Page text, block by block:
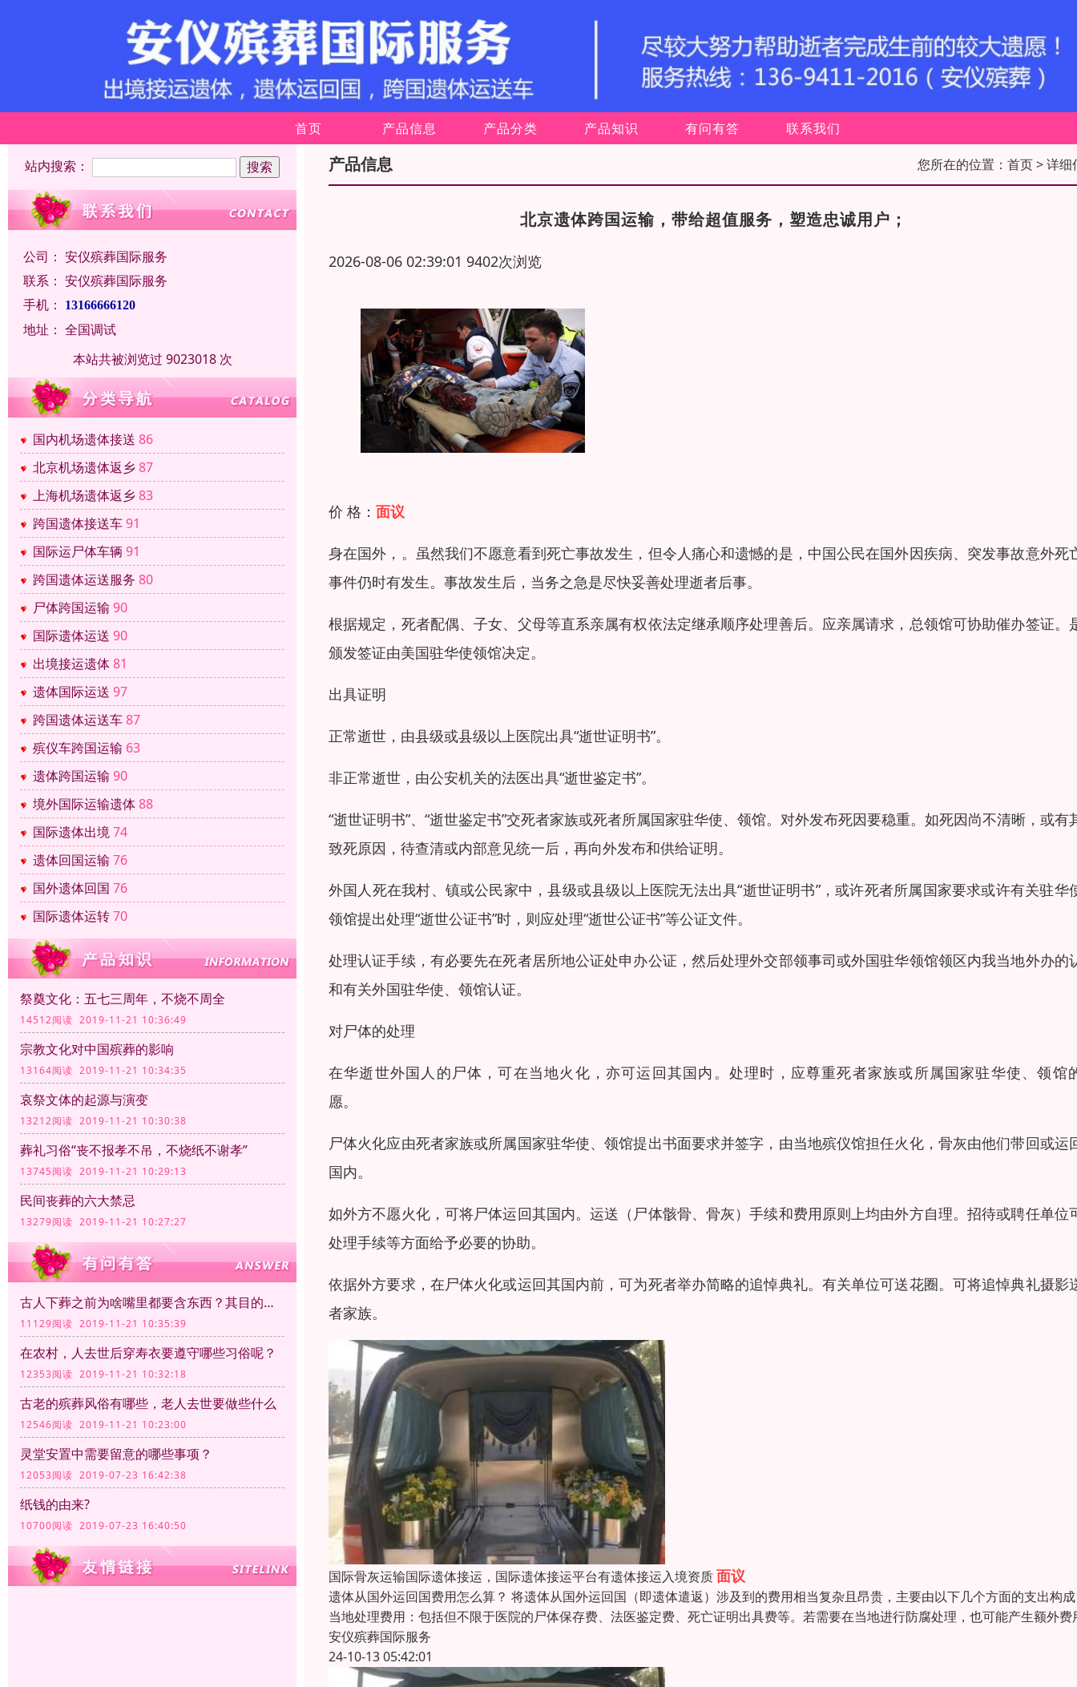
首页 产品信息 产品分类 产品知识 有问有答 联系我们
站内搜索：
公司： 安仪殡葬国际服务
联系： 安仪殡葬国际服务
手机：
13166666120
地址： 全国调试
本站共被浏览过 9023018 次
国内机场遗体接送 86
北京机场遗体返乡87
上海机场遗体返乡83
跨国遗体接送车91
国际运尸体车辆 91
跨国遗体运送服务 80
尸体跨国运输 90
国际遗体运送 90
出境接运遗体81
遗体国际运送 97
跨国遗体运送车87
殡仪车跨国运输 63
遗体跨国运输 90
境外国际运输遗体88
国际遗体出境74
遗体回国运输 76
国外遗体回国 76
国际遗体运转70
祭奠文化：五七三周年，不烧不周全
14512阅读 2019-11-21 10:36:49
宗教文化对中国殡葬的影响
13164阅读 2019-11-21 10:34:35
哀祭文体的起源与演变
13212阅读 2019-11-21 10:30:38
葬礼习俗“丧不报孝不吊，不烧纸不谢孝”
13745阅读 2019-11-21 10:29:13
民间丧葬的六大禁忌
13279阅读 2019-11-21 10:27:27
古人下葬之前为啥嘴里都要含东西？其目的是什么？
11129阅读 2019-11-21 10:35:39
在农村，人去世后穿寿衣要遵守哪些习俗呢？
12353阅读 2019-11-21 10:32:18
古老的殡葬风俗有哪些，老人去世要做些什么
12546阅读 2019-11-21 10:23:00
灵堂安置中需要留意的哪些事项？
12053阅读 2019-07-23 16:42:38
纸钱的由来?
10700阅读 2019-07-23 16:40:50
产品信息 您所在的位置： 首页> 详细
北京遗体跨国运输，带给超值服务，塑造忠诚用户；
2026-08-06 02:39:01 9402次浏览
价 格： 面议
身在国外，。虽然我们不愿意看到死亡事故发生，但令人痛心和遗憾的是，中国公民在国外因疾病、突发事故意外死
事件仍时有发生。事故发生后，当务之急是尽快妥善处理逝者后事。
根据规定，死者配偶、子女、父母等直系亲属有权依法定继承顺序处理善后。应亲属请求，总领馆可协助催办签证。
颁发签证由美国驻华使领馆决定。
出具证明
正常逝世，由县级或县级以上医院出具“逝世证明书”。
非正常逝世，由公安机关的法医出具“逝世鉴定书”。
“逝世证明书”、“逝世鉴定书”交死者家族或死者所属国家驻华使、领馆。对外发布死因要稳重。如死因尚不清晰，或有
致死原因，待查清或内部意见统一后，再向外发布和供给证明。
外国人死在我村、镇或公民家中，县级或县级以上医院无法出具“逝世证明书”，或许死者所属国家要求或许有关驻华
领馆提出处理“逝世公证书”时，则应处理“逝世公证书”等公证文件。
处理认证手续，有必要先在死者居所地公证处申办公证，然后处理外交部领事司或外国驻华领馆领区内我当地外办的
和有关外国驻华使、领馆认证。
对尸体的处理
在华逝世外国人的尸体，可在当地火化，亦可运回其国内。处理时，应尊重死者家族或所属国家驻华使、领馆
愿。
尸体火化应由死者家族或所属国家驻华使、领馆提出书面要求并签字，由当地殡仪馆担任火化，骨灰由他们带回或运
国内。
如外方不愿火化，可将尸体运回其国内。运送（尸体骸骨、骨灰）手续和费用原则上均由外方自理。招待或聘任单位
处理手续等方面给予必要的协助。
依据外方要求，在尸体火化或运回其国内前，可为死者举办简略的追悼典礼。有关单位可送花圈。可将追悼典礼摄影
者家族。
国际骨灰运输国际遗体接运，国际遗体接运平台有遗体接运入境资质面议
遗体从国外运回国费用怎么算？ 将遗体从国外运回国（即遗体遣返）涉及到的费用相当复杂且昂贵，主要由以下几个方面的支出构
当地处理费用：包括但不限于医院的尸体保存费、法医鉴定费、死亡证明出具费等。若需要在当地进行防腐处理，也可能产生额外费
安仪殡葬国际服务
24-10-13 05:42:01